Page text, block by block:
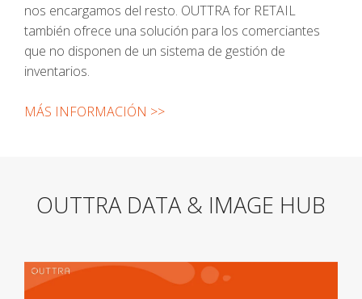
nos encargamos del resto. OUTTRA for RETAIL
también ofrece una solución para los comerciantes
que no disponen de un sistema de gestión de
inventarios.
MÁS INFORMACIÓN >>
OUTTRA DATA & IMAGE HUB